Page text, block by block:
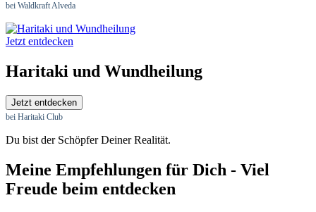
bei Waldkraft Alveda
Jetzt entdecken
Haritaki und Wundheilung
Jetzt entdecken
bei Haritaki Club
Du bist der Schöpfer Deiner Realität.
Meine Empfehlungen für Dich - Viel
Freude beim entdecken